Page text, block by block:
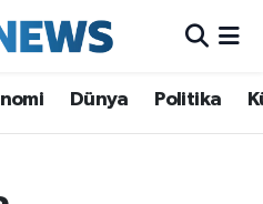
Dünya Politika